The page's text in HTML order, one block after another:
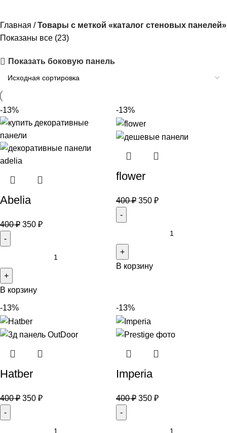
Главная
Товары с меткой «каталог стеновых панелей»
Показаны все (23)
Показать боковую панель
-13%
Abelia
400₽ 350 ₽
В корзину
-13%
flower
400₽ 350 ₽
В корзину
-13%
Hatber
400₽ 350 ₽
-13%
Imperia
400₽ 350 ₽